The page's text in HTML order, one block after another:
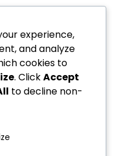
experience,
and analyze
cookies to
. ClickAccept
to decline non-